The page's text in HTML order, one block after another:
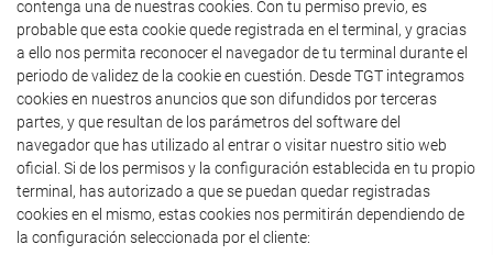
contenga una de nuestras cookies. Con tu permiso previo, es
probable que esta cookie quede registrada en el terminal, y gracias
a ello nos permita reconocer el navegador de tu terminal durante el
periodo de validez de la cookie en cuestión. Desde TGT integramos
cookies en nuestros anuncios que son difundidos por terceras
partes, y que resultan de los parámetros del software del
navegador que has utilizado al entrar o visitar nuestro sitio web
oficial. Si de los permisos y la configuración establecida en tu propio
terminal, has autorizado a que se puedan quedar registradas
cookies en el mismo, estas cookies nos permitirán dependiendo de
la configuración seleccionada por el cliente: